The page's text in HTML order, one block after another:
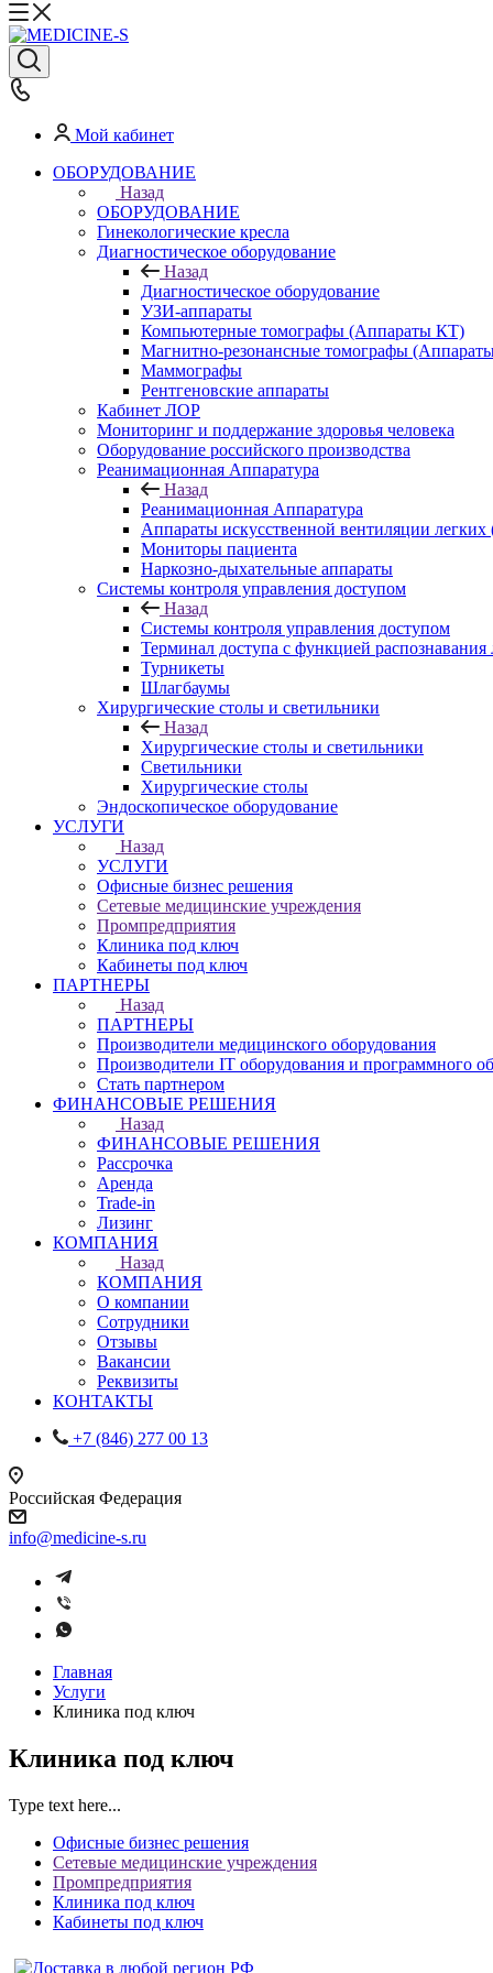
Мой кабинет
ОБОРУДОВАНИЕ
Назад
ОБОРУДОВАНИЕ
Гинекологические кресла
Диагностическое оборудование
Назад
Диагностическое оборудование
УЗИ-аппараты
Компьютерные томографы (Аппараты КТ)
Магнитно-резонансные томографы
Маммографы
Рентгеновские аппараты
Кабинет ЛОР
Мониторинг и поддержание здоровья человека
Оборудование российского производства
Реанимационная Аппаратура
Назад
Реанимационная Аппаратура
Аппараты искусственной вентиляции
Мониторы пациента
Наркозно-дыхательные аппараты
Системы контроля управления доступом
Назад
Системы контроля управления доступом
Терминал доступа с функцией распознавания
Турникеты
Шлагбаумы
Хирургические столы и светильники
Назад
Хирургические столы и светильники
Светильники
Хирургические столы
Эндоскопическое оборудование
УСЛУГИ
Назад
УСЛУГИ
Офисные бизнес решения
Сетевые медицинские учреждения
Промпредприятия
Клиника под ключ
Кабинеты под ключ
ПАРТНЕРЫ
Назад
ПАРТНЕРЫ
Производители медицинского оборудования
Производители IT оборудования и программного
Стать партнером
ФИНАНСОВЫЕ РЕШЕНИЯ
Назад
ФИНАНСОВЫЕ РЕШЕНИЯ
Рассрочка
Аренда
Trade-in
Лизинг
КОМПАНИЯ
Назад
КОМПАНИЯ
О компании
Сотрудники
Отзывы
Вакансии
Реквизиты
КОНТАКТЫ
+7 (846) 277 00 13
Российская Федерация
info@medicine-s.ru
Главная
Услуги
Клиника под ключ
Клиника под ключ
Type text here...
Офисные бизнес решения
Сетевые медицинские учреждения
Промпредприятия
Клиника под ключ
Кабинеты под ключ